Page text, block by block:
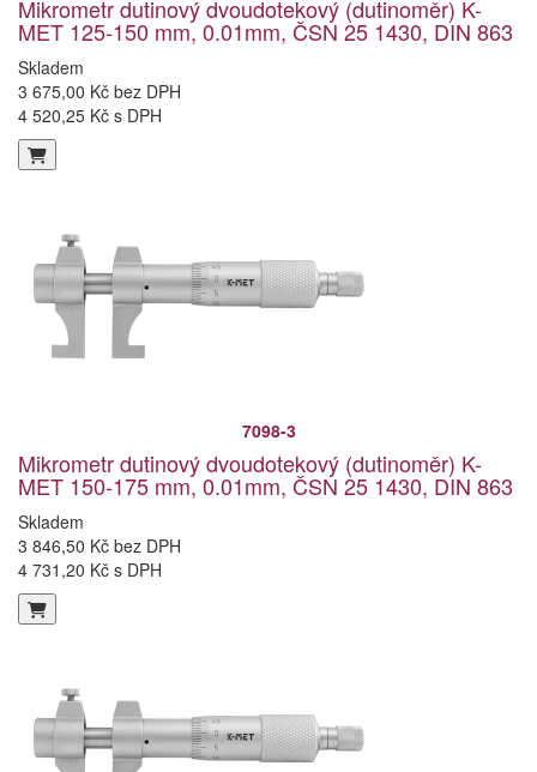
Mikrometr dutinový dvoudotekový (dutinoměr) K-
MET 125-150 mm, 0.01mm, ČSN 25 1430, DIN 863
Skladem
3 675,00 Kč bez DPH
4 520,25 Kč s DPH
7098-3
Mikrometr dutinový dvoudotekový (dutinoměr) K-
MET 150-175 mm, 0.01mm, ČSN 25 1430, DIN 863
Skladem
3 846,50 Kč bez DPH
4 731,20 Kč s DPH